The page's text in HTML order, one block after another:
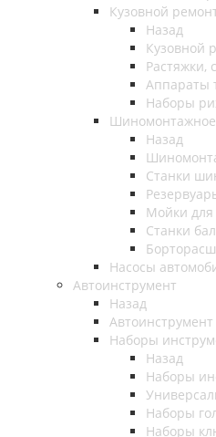
Кузовной
Назад
Кузовной
Растяжки,
Аппараты
Наборы
Назад
Станки
Мойки для
Станки
Насосы
Автоинструмент
Назад
Автоинструмент
Наборы
Назад
Наборы
Наборы
Наборы